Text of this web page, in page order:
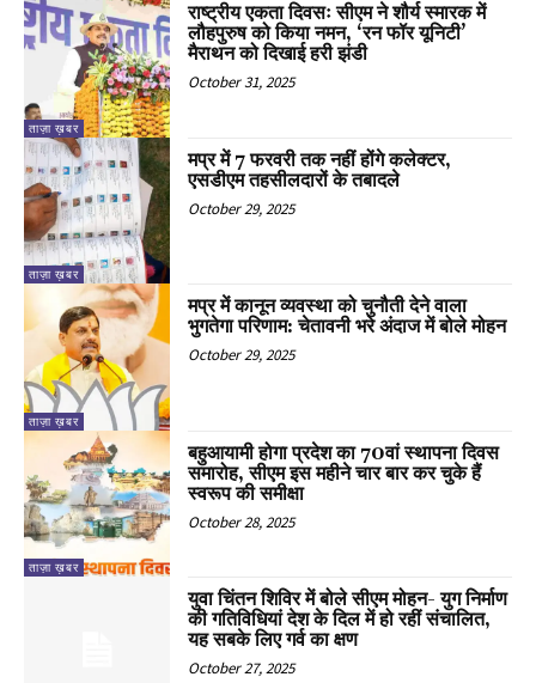
ताज़ा ख़बर
राष्ट्रीय एकता दिवसः सीएम ने शौर्य स्मारक में
लौहपुरुष को किया नमन, ‘रन फॉर यूनिटी’
मैराथन को दिखाई हरी झंडी
October 31, 2025
ताज़ा ख़बर
मप्र में 7 फरवरी तक नहीं होंगे कलेक्टर,
एसडीएम तहसीलदारों के तबादले
October 29, 2025
ताज़ा ख़बर
मप्र में कानून व्यवस्था को चुनौती देने वाला
भुगतेगा परिणाम: चेतावनी भरे अंदाज में बोले मोहन
October 29, 2025
ताज़ा ख़बर
बहुआयामी होगा प्रदेश का 70वां स्थापना दिवस
समारोह, सीएम इस महीने चार बार कर चुके हैं
स्वरूप की समीक्षा
October 28, 2025
युवा चिंतन शिविर में बोले सीएम मोहन- युग निर्माण
की गतिविधियां देश के दिल में हो रहीं संचालित,
यह सबके लिए गर्व का क्षण
October 27, 2025